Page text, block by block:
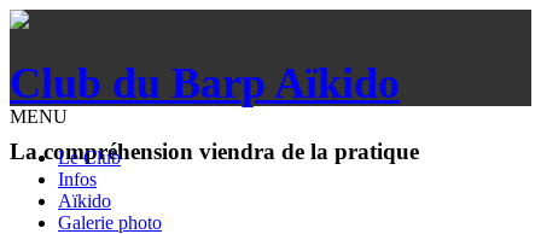
Club du Barp Aïkido
La compréhension viendra de la pratique
MENU
Le Club
Infos
Aïkido
Galerie photo